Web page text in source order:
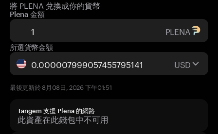
將 PLENA 兌換成你的貨幣
Plena 金額
PLENA
所選貨幣金額
USD
最後更新於 8月08日, 2026 下午01:51
Tangem 支援 Plena 的網路
此資產在此錢包中不可用